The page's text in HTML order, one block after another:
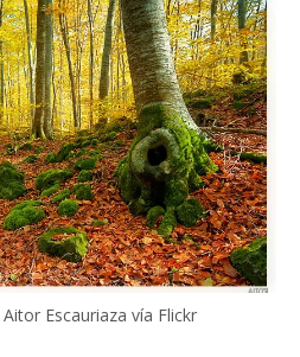
Escauriaza vía Flickr